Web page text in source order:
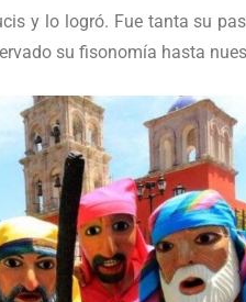
y lo logró. Fue tanta su
su fisonomía hasta